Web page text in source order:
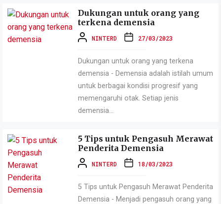
Dukungan untuk orang yang
terkena demensia
NINTERD 27/03/2023
Dukungan untuk orang yang terkena
demensia - Demensia adalah istilah umum
untuk berbagai kondisi progresif yang
memengaruhi otak. Setiap jenis
demensia...
5 Tips untuk Pengasuh Merawat
Penderita Demensia
NINTERD 18/03/2023
5 Tips untuk Pengasuh Merawat Penderita
Demensia - Menjadi pengasuh orang yang